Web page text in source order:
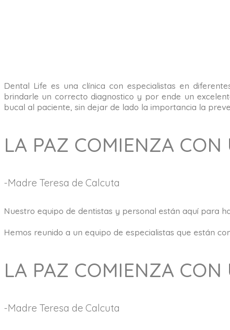
Dental Life es una clínica con especialistas en
brindarle un correcto diagnostico y por ende un
bucal al paciente, sin dejar de lado la importancia la
LA PAZ COMIENZA CON
-Madre Teresa de Calcuta
Nuestro equipo de dentistas y personal están aquí para
Hemos reunido a un equipo de especialistas que están
LA PAZ COMIENZA CON
-Madre Teresa de Calcuta